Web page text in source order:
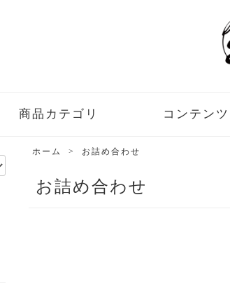
商品カテゴリ コンテンツ
ホーム > お詰め合わせ
お詰め合わせ